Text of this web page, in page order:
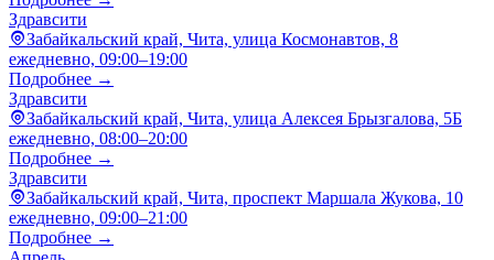
Здравсити
Забайкальский край, Чита, улица Космонавтов, 8
ежедневно, 09:00–19:00
Подробнее →
Здравсити
Забайкальский край, Чита, улица Алексея Брызгалова, 5Б
ежедневно, 08:00–20:00
Подробнее →
Здравсити
Забайкальский край, Чита, проспект Маршала Жукова, 10
ежедневно, 09:00–21:00
Подробнее →